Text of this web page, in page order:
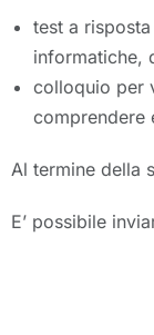
test a
informatiche,
colloquio per
comprendere
Al termine della
E’ possibile